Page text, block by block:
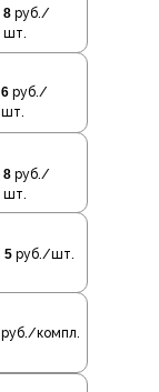
8 руб./
шт.
6 руб./
шт.
8 руб./
шт.
5 руб./шт.
руб./компл.